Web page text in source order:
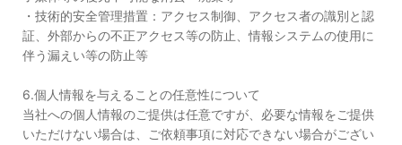
・技術的安全管理措置：アクセス制御、アクセス者の識別と認
証、外部からの不正アクセス等の防止、情報システムの使用に
伴う漏えい等の防止等
6.個人情報を与えることの任意性について
当社への個人情報のご提供は任意ですが、必要な情報をご提供
いただけない場合は、ご依頼事項に対応できない場合がござい